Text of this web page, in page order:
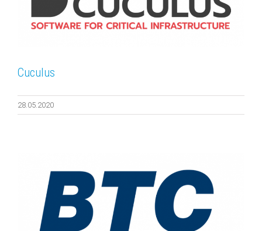
Cuculus
28.05.2020